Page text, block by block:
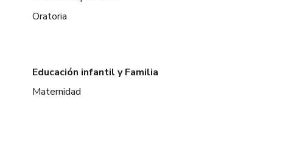
Oratoria
Educación infantil y Familia
Maternidad